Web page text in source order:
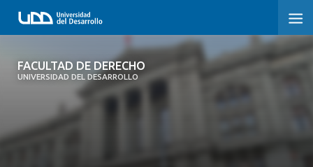
FACULTAD DE DERECHO
UNIVERSIDAD DEL DESARROLLO
FACULTAD DE DERECHO
SOBRE LA FACULTAD